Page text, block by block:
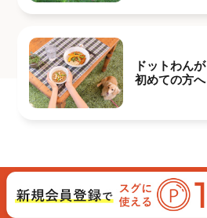
ドットわんが
初めての方へ